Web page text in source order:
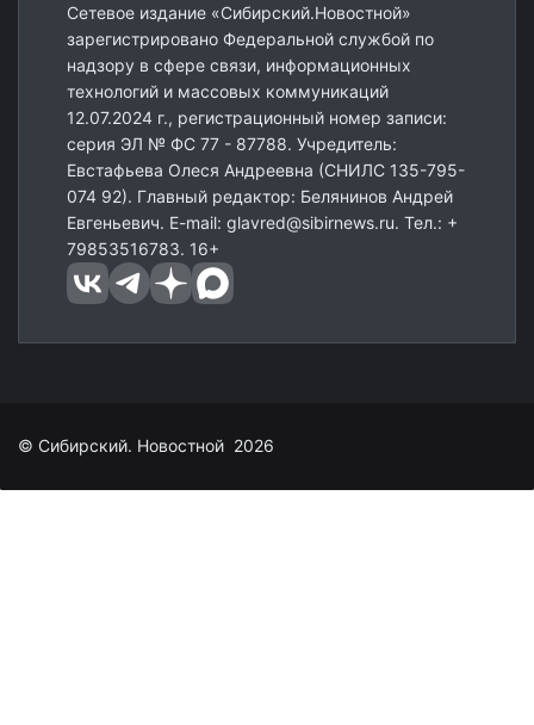
Сетевое издание «Сибирский.Новостной»
зарегистрировано Федеральной службой по
надзору в сфере связи, информационных
технологий и массовых коммуникаций
12.07.2024 г., регистрационный номер записи:
серия ЭЛ № ФС 77 - 87788. Учредитель:
Евстафьева Олеся Андреевна (СНИЛС 135-795-
074 92). Главный редактор: Белянинов Андрей
Евгеньевич. E-mail: glavred@sibirnews.ru. Тел.: +
79853516783. 16+
© Сибирский. Новостной 2026